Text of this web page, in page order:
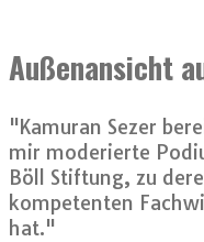
Außenansicht
"Kamuran Sezer
mir moderierte
Böll Stiftung, zu
kompetenten
hat."